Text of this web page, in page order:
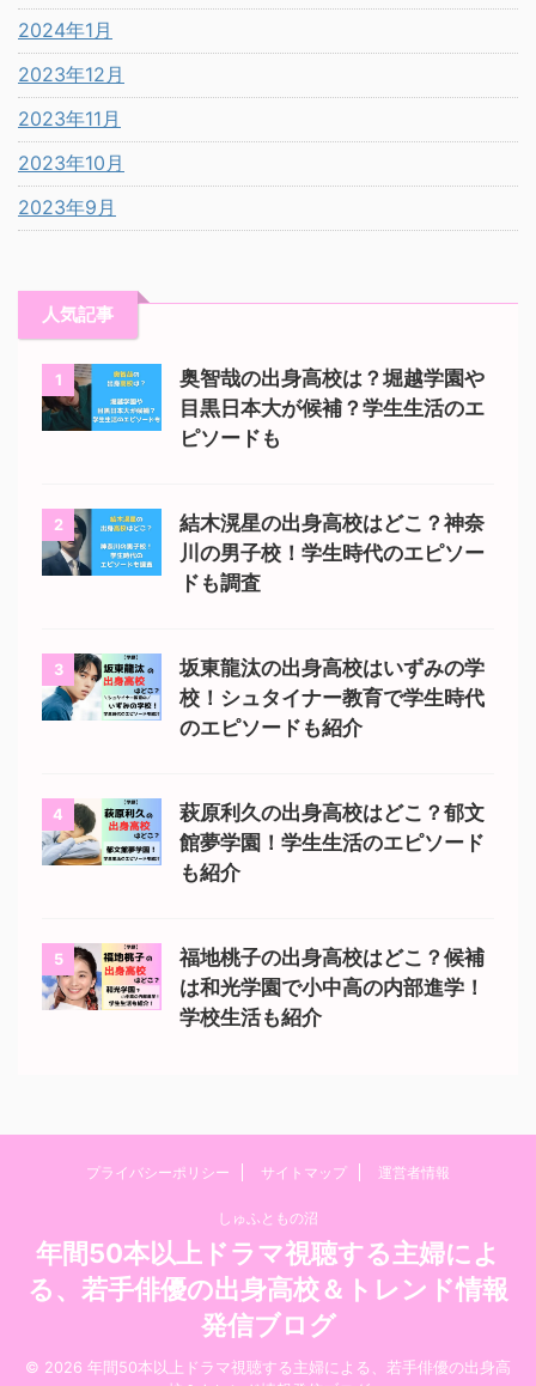
2024年1月
2023年12月
2023年11月
2023年10月
2023年9月
人気記事
1
奥智哉の出身高校は？堀越学園や
目黒日本大が候補？学生生活のエ
ピソードも
2
結木滉星の出身高校はどこ？神奈
川の男子校！学生時代のエピソー
ドも調査
3
坂東龍汰の出身高校はいずみの学
校！シュタイナー教育で学生時代
のエピソードも紹介
4
萩原利久の出身高校はどこ？郁文
館夢学園！学生生活のエピソード
も紹介
5
福地桃子の出身高校はどこ？候補
は和光学園で小中高の内部進学！
学校生活も紹介
プライバシーポリシー サイトマップ 運営者情報
しゅふともの沼
年間50本以上ドラマ視聴する主婦によ
る、若手俳優の出身高校＆トレンド情報
発信ブログ
© 2026 年間50本以上ドラマ視聴する主婦による、若手俳優の出身高